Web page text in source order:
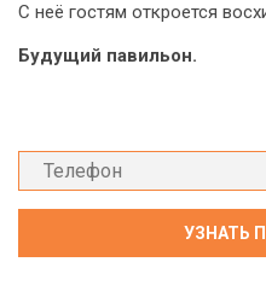
С неё гостям откроется
Будущий павильон.